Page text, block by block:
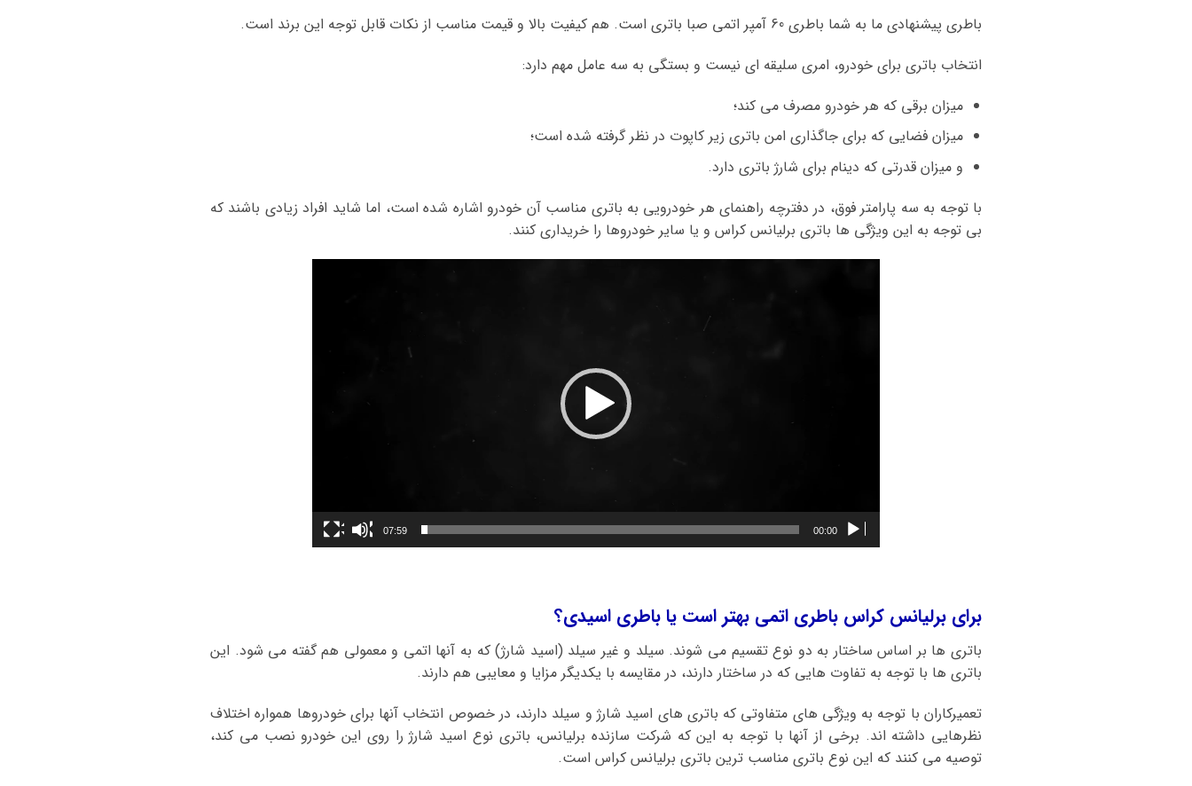
باطری پیشنهادی ما به شما باطری 60 آمپر اتمی صبا باتری است. هم کیفیت بالا و قیمت مناسب از نکات قابل توجه این برند است.
انتخاب باتری برای خودرو، امری سلیقه ای نیست و بستگی به سه عامل مهم دارد:
میزان برقی که هر خودرو مصرف می کند؛
میزان فضایی که برای جاگذاری امن باتری زیر کاپوت در نظر گرفته شده است؛
و میزان قدرتی که دینام برای شارژ باتری دارد.
با توجه به سه پارامتر فوق، در دفترچه راهنمای هر خودرویی به باتری مناسب آن خودرو اشاره شده است، اما شاید افراد زیادی باشند که
بی توجه به این ویژگی ها باتری برلیانس کراس و یا سایر خودروها را خریداری کنند.
00:00
07:59
برای برلیانس کراس باطری اتمی بهتر است یا باطری اسیدی؟
باتری ها بر اساس ساختار به دو نوع تقسیم می شوند. سیلد و غیر سیلد (اسید شارژ) که به آنها اتمی و معمولی هم گفته می شود. این
باتری ها با توجه به تفاوت هایی که در ساختار دارند، در مقایسه با یکدیگر مزایا و معایبی هم دارند.
تعمیرکاران با توجه به ویژگی های متفاوتی که باتری های اسید شارژ و سیلد دارند، در خصوص انتخاب آنها برای خودروها همواره اختلاف
نظرهایی داشته اند. برخی از آنها با توجه به این که شرکت سازنده برلیانس، باتری نوع اسید شارژ را روی این خودرو نصب می کند،
توصیه می کنند که این نوع باتری مناسب ترین باتری برلیانس کراس است.